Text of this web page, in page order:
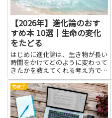
【2026年】進化論のおす
すめ本 10選｜生命の変化
をたどる
はじめに進化論は、生き物が長い
時間をかけてどのように変わって
きたかを教えてくれる考え方で
す。生命の変化をたどるという視
点を持つと、私たちの身の回りの
自然や動物の姿が、なぜそうなっ
てきたのかを想像する入口になり
ます。難しい言葉も、実際の観察
物理学